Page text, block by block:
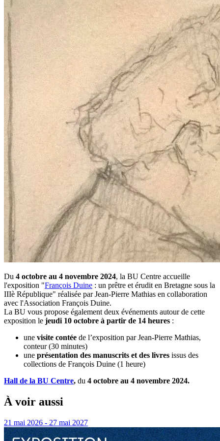
Du 4 octobre au 4 novembre 2024, la BU Centre accueille
l'exposition "François Duine : un prêtre et érudit en Bretagne sous la
IIIè République" réalisée par Jean-Pierre Mathias en collaboration
avec l'Association François Duine.
La BU vous propose également deux événements autour de cette
exposition le jeudi 10 octobre à partir de 14 heures :
une visite contée de l’exposition par Jean-Pierre Mathias,
conteur (30 minutes)
une présentation des manuscrits et des livres issus des
collections de François Duine (1 heure)
Hall de la BU Centre, du 4 octobre au 4 novembre 2024.
À voir aussi
21 mai 2026 - 27 mai 2027